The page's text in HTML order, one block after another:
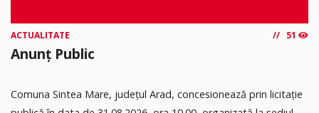
ACTUALITATE 51
Anunț Public
Comuna Sintea Mare, judeţul Arad, concesionează prin licitaţie